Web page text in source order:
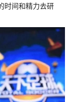
时间和精力去研